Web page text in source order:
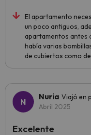
El apartamento
un poco antiguos,
apartamentos antes
había varias
de cubiertos como
Nuria Viajó en
Abril 2025
Excelente